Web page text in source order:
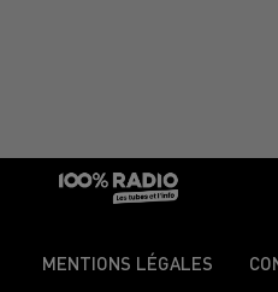
MENTIONS LÉGALES